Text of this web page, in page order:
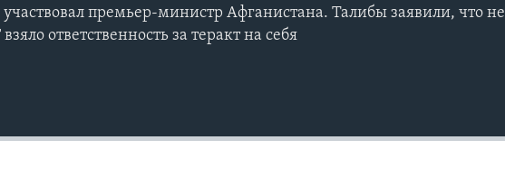
премьер-министр Афганистана. Талибы заявили, что не
ответственность за теракт на себя